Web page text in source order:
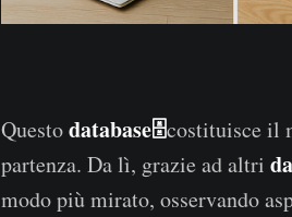
Questodatabase🗄️costituisce il
partenza. Da lì, grazie ad altri
modo più mirato, osservando